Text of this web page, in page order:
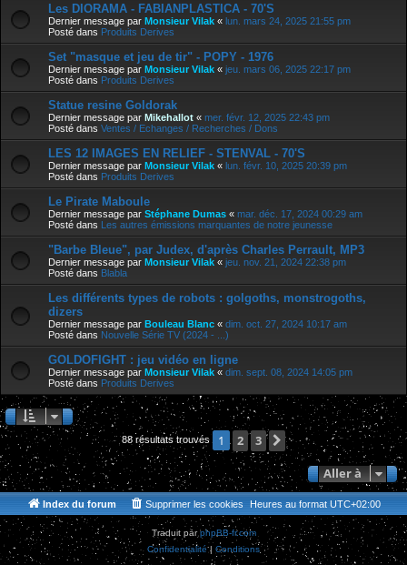
Les DIORAMA - FABIANPLASTICA - 70'S
Dernier message par Monsieur Vilak « lun. mars 24, 2025 21:55 pm
Posté dans Produits Derives
Set "masque et jeu de tir" - POPY - 1976
Dernier message par Monsieur Vilak « jeu. mars 06, 2025 22:17 pm
Posté dans Produits Derives
Statue resine Goldorak
Dernier message par Mikehallot « mer. févr. 12, 2025 22:43 pm
Posté dans Ventes / Echanges / Recherches / Dons
LES 12 IMAGES EN RELIEF - STENVAL - 70'S
Dernier message par Monsieur Vilak « lun. févr. 10, 2025 20:39 pm
Posté dans Produits Derives
Le Pirate Maboule
Dernier message par Stéphane Dumas « mar. déc. 17, 2024 00:29 am
Posté dans Les autres émissions marquantes de notre jeunesse
"Barbe Bleue", par Judex, d'après Charles Perrault, MP3
Dernier message par Monsieur Vilak « jeu. nov. 21, 2024 22:38 pm
Posté dans Blabla
Les différents types de robots : golgoths, monstrogoths,
dizers
Dernier message par Bouleau Blanc « dim. oct. 27, 2024 10:17 am
Posté dans Nouvelle Série TV (2024 - ...)
GOLDOFIGHT : jeu vidéo en ligne
Dernier message par Monsieur Vilak « dim. sept. 08, 2024 14:05 pm
Posté dans Produits Derives
88 résultats trouvés 1 2 3
Suivante
Aller à
Index du forum Heures au format UTC+02:00
Supprimer les cookies
Traduit parphpBB-fr.com
Confidentialité| Conditions